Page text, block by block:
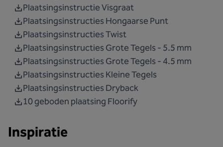
Plaatsingsinstructie Visgraat
Plaatsingsinstructies Hongaarse Punt
Plaatsingsinstructies Twist
Plaatsingsinstructies Grote Tegels - 5.5 mm
Plaatsingsinstructies Grote Tegels - 4.5 mm
Plaatsingsinstructies Kleine Tegels
Plaatsingsinstructies Dryback
10 geboden plaatsing Floorify
Inspiratie